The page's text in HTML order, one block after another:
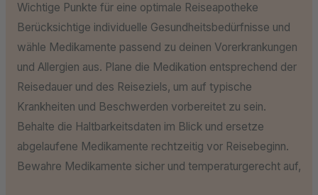
Wichtige Punkte für eine optimale Reiseapotheke
Berücksichtige individuelle Gesundheitsbedürfnisse und
wähle Medikamente passend zu deinen Vorerkrankungen
und Allergien aus. Plane die Medikation entsprechend der
Reisedauer und des Reiseziels, um auf typische
Krankheiten und Beschwerden vorbereitet zu sein.
Behalte die Haltbarkeitsdaten im Blick und ersetze
abgelaufene Medikamente rechtzeitig vor Reisebeginn.
Bewahre Medikamente sicher und temperaturgerecht auf,